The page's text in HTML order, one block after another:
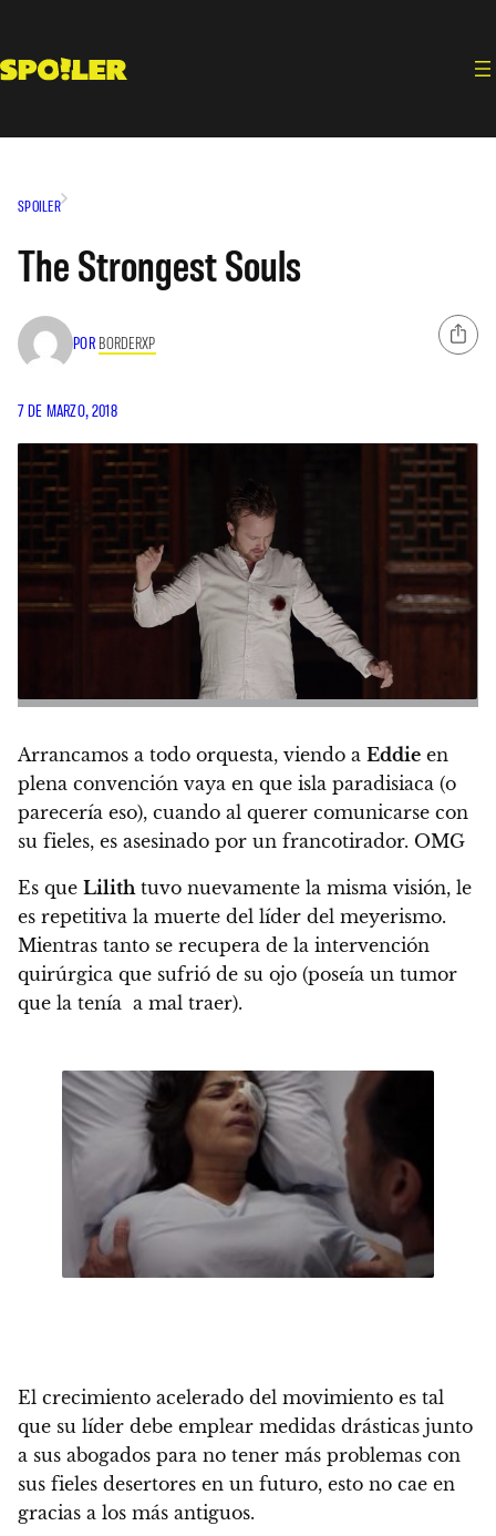
contenido
SPOILER
The Strongest Souls
POR BORDERXP
7 DE MARZO, 2018
Arrancamos a todo orquesta, viendo a Eddie en
plena convención vaya en que isla paradisiaca (o
parecería eso), cuando al querer comunicarse con
su fieles, es asesinado por un francotirador. OMG
Es que Lilithtuvo nuevamente la misma visión, le
es repetitiva la muerte del líder del meyerismo.
Mientras tanto se recupera de la intervención
quirúrgica que sufrió de su ojo (poseía un tumor
que la tenía a mal traer).
El crecimiento acelerado del movimiento es tal
que su líder debe emplear medidas drásticas junto
a sus abogados para no tener más problemas con
sus fieles desertores en un futuro, esto no cae en
gracias a los más antiguos.